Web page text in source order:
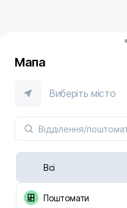
Мапа
Виберіть місто
Всі
Поштомати